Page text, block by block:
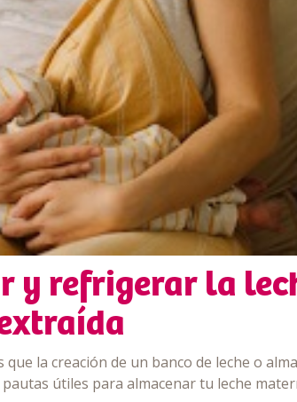
y refrigerar la
la creación de un banco de leche o
útiles para almacenar tu leche